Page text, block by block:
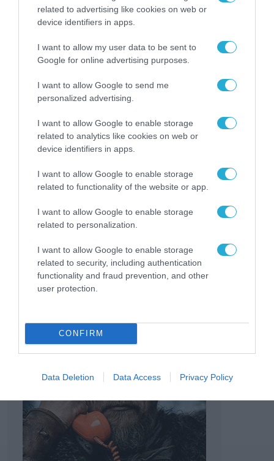
related to advertising like cookies on web or
device identifiers in apps.
I want to allow my user data to be sent to
Google for online advertising purposes.
I want to allow Google to send me
personalized advertising.
I want to allow Google to enable storage
related to analytics like cookies on web or
device identifiers in apps.
I want to allow Google to enable storage
related to functionality of the website or app.
I want to allow Google to enable storage
related to personalization.
I want to allow Google to enable storage
related to security, including authentication
functionality and fraud prevention, and other
user protection.
CONFIRM
Data Deletion Data Access Privacy Policy
περισσότερο με το μέλλον τους. Με
πανεπιστήμια που ανοίγονται στον κόσμο. Με
νέους ανθρώπους που αναζητούν ευκαιρίες,
γνώση και κινητικότητα. Με έρευνα και
καινοτομία που μπορούν να δημιουργήσουν
ανάπτυξη και σταθερότητα σε ολόκληρη την
περιοχή. Η εκπαίδευση γίνεται σήμερα μία από
τις πιο ισχυρές γέφυρες συνεργασίας στη
δυναμώσουμε ακόμη περισσότερο».
CAPITAL
ΔΗΜΟΚΡΙΤΕΙΟ